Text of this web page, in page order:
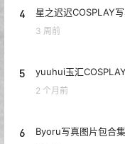
4 星之迟迟COSPLAY
3 周前
5 yuuhui玉汇
2 个月前
6 Byoru写真图片包合